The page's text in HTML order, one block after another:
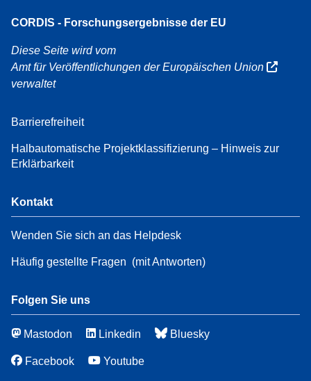
CORDIS - Forschungsergebnisse der EU
Diese Seite wird vom
Amt für Veröffentlichungen der Europäischen Union
verwaltet
Barrierefreiheit
Halbautomatische Projektklassifizierung – Hinweis zur
Erklärbarkeit
Kontakt
Wenden Sie sich an das Helpdesk
Häufig gestellte Fragen (mit Antworten)
Folgen Sie uns
Mastodon Linkedin Bluesky
Facebook Youtube